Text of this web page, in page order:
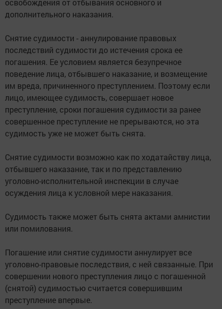
освобождения от отбывания основного и
дополнительного наказания.
Снятие судимости - аннулирование правовых
последствий судимости до истечения срока ее
погашения. Ее условием является безупречное
поведение лица, отбывшего наказание, и возмещение
им вреда, причиненного преступлением. Поэтому если
лицо, имеющее судимость, совершает новое
преступление, сроки погашения судимости за ранее
совершенное преступление не прерываются, но эта
судимость уже не может быть снята.
Снятие судимости возможно как по ходатайству лица,
отбывшего наказание, так и по представлению
уголовно-исполнительной инспекции в случае
осуждения лица к условной мере наказания.
Судимость также может быть снята актами амнистии
или помилования.
Погашение или снятие судимости аннулирует все
уголовно-правовые последствия, с ней связанные. При
совершении нового преступления лицо с погашенной
(снятой) судимостью считается совершившим
преступление впервые.